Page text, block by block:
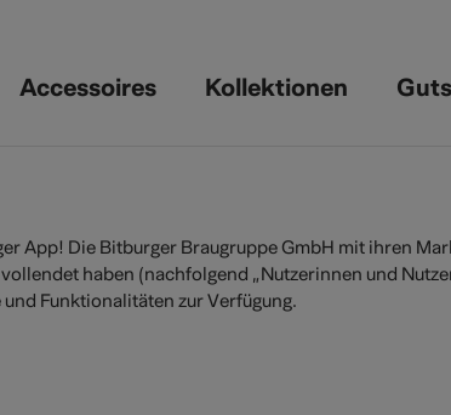
Accessoires Kollektionen
App! Die Bitburger Braugruppe GmbH mit ihren
haben (nachfolgend „Nutzerinnen und
Funktionalitäten zur Verfügung.